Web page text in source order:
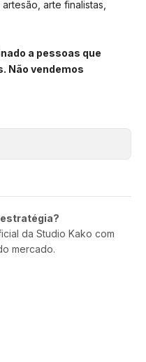
arte finalistas,
a pessoas que
Não vendemos
estratégia?
da Studio Kako com
mercado.